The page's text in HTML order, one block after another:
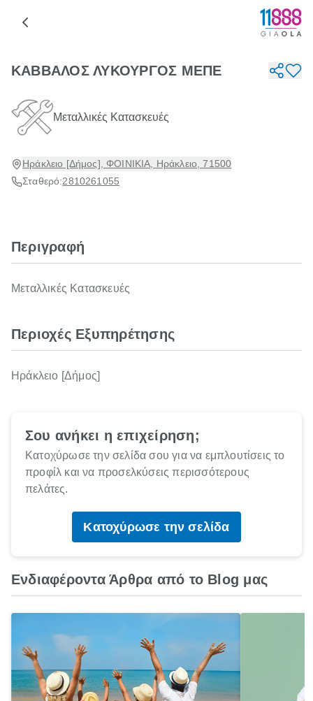
ΚΑΒΒΑΛΟΣ ΛΥΚΟΥΡΓΟΣ ΜΕΠΕ
Μεταλλικές Κατασκευές
Ηράκλειο [Δήμος], ΦΟΙΝΙΚΙΑ, Ηράκλειο, 71500
Σταθερό:2810261055
Περιγραφή
Μεταλλικές Κατασκευές
Περιοχές Εξυπηρέτησης
Ηράκλειο [Δήμος]
Σου ανήκει η επιχείρηση;
Κατοχύρωσε την σελίδα σου για να εμπλουτίσεις το
προφίλ και να προσελκύσεις περισσότερους
πελάτες.
Κατοχύρωσε την σελίδα
Ενδιαφέροντα Άρθρα από το Blog μας